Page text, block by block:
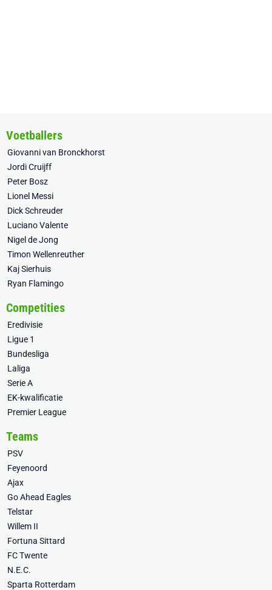
Voetballers
Giovanni van Bronckhorst
Jordi Cruijff
Peter Bosz
Lionel Messi
Dick Schreuder
Luciano Valente
Nigel de Jong
Timon Wellenreuther
Kaj Sierhuis
Ryan Flamingo
Competities
Eredivisie
Ligue 1
Bundesliga
Laliga
Serie A
EK-kwalificatie
Premier League
Teams
PSV
Feyenoord
Ajax
Go Ahead Eagles
Telstar
Willem II
Fortuna Sittard
FC Twente
N.E.C.
Sparta Rotterdam